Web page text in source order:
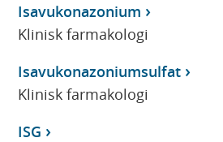
Isavukonazonium
Klinisk farmakologi
Isavukonazoniumsulfat
Klinisk farmakologi
ISG